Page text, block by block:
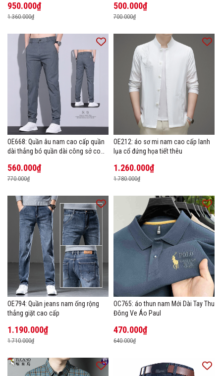
950.000₫
1.360.000₫
500.000₫
700.000₫
OE668: Quần âu nam cao cấp quần
dài thẳng bó quần dài công sở co
560.000₫
770.000₫
OE212: áo sơ mi nam cao cấp lanh
lụa cổ đứng họa tiết thêu
1.260.000₫
1.780.000₫
OE794: Quần jeans nam ống rộng
thẳng giặt cao cấp
1.190.000₫
1.710.000₫
OC765: áo thun nam Mới Dài Tay Thu
Đông Ve Áo Paul
470.000₫
640.000₫